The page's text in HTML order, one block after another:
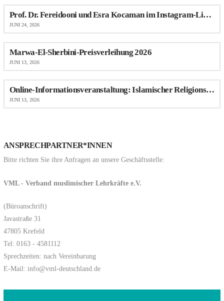
Prof. Dr. Fereidooni und Esra Kocaman im Instagram-Live-Talk über Antimuslimischen Rassismus im Schulalltag
JUNI 24, 2026
Marwa-El-Sherbini-Preisverleihung 2026
JUNI 13, 2026
Online-Informationsveranstaltung: Islamischer Religionsunterricht (IRU) an Schulen in NRW
JUNI 13, 2026
ANSPRECHPARTNER*INNEN
Bitte richten Sie ihre Anfragen an unsere Geschäftsstelle:
VML - Verband muslimischer Lehrkräfte e.V.
(Büroanschrift)
Javastraße 31
47805 Krefeld
Tel: 0163 - 4581112
Sprechzeiten: nach Vereinbarung
E-Mail: info@vml-deutschland.de